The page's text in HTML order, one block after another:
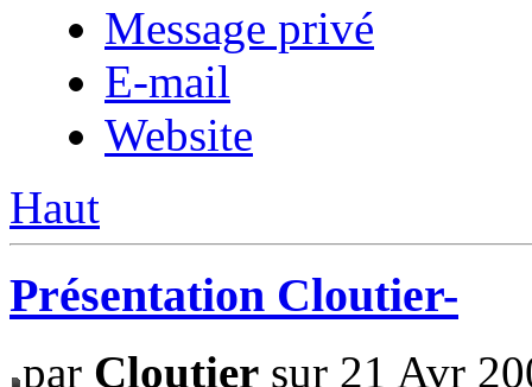
Message privé
E-mail
Website
Haut
Présentation Cloutier-
par Cloutier sur 21 Avr